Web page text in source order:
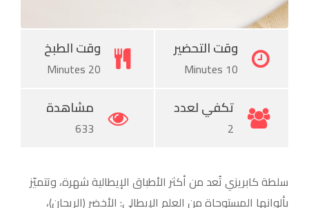
وقت التحضير
10 Minutes
وقت الطبخ
20 Minutes
تكفي لعدد مشاهدة
633
سلطة كابريزي تُعد من أكثر الأطباق الإيطالية شهرة، وتتميّز
بألوانها المستوحاة من العلم الإيطالي: الأخضر (الريحان)،